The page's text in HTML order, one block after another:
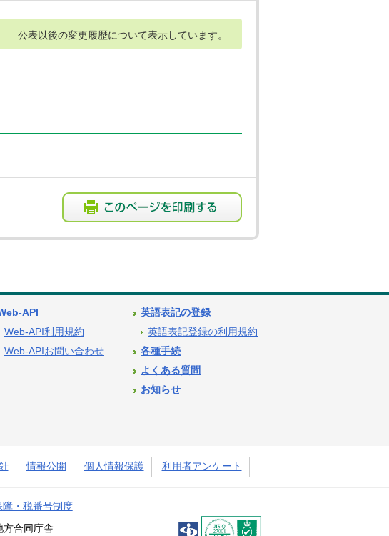
公表以後の変更履歴について表示しています。
API
Web-API利用規約
Web-APIお問い合わせ
英語表記の登録
英語表記登録の利用規約
各種手続
よくある質問
お知らせ
情報公開 個人情報保護 利用者アンケート
障・税番号制度
合同庁舎